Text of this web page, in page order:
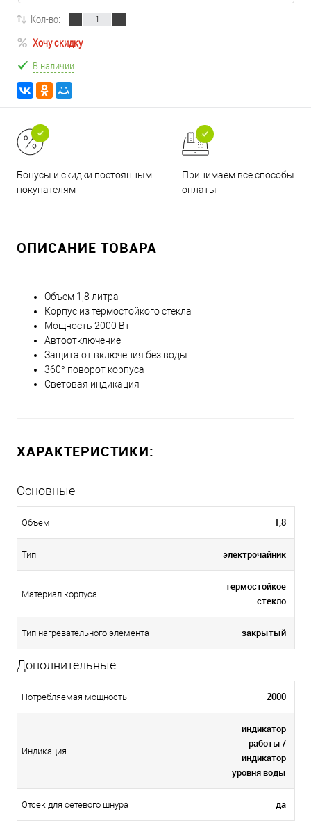
Кол-во:
Хочу скидку
В наличии
Бонусы и скидки постоянным
покупателям
Принимаем все способы
оплаты
ОПИСАНИЕ ТОВАРА
Объем 1,8 литра
Корпус из термостойкого стекла
Мощность 2000 Вт
Автоотключение
Защита от включения без воды
360° поворот корпуса
Световая индикация
ХАРАКТЕРИСТИКИ:
Основные
Объем 1,8
Тип электрочайник
Материал корпуса
термостойкое
стекло
Тип нагревательного элемента закрытый
Дополнительные
Потребляемая мощность 2000
Индикация
индикатор
работы /
индикатор
уровня воды
Отсек для сетевого шнура да